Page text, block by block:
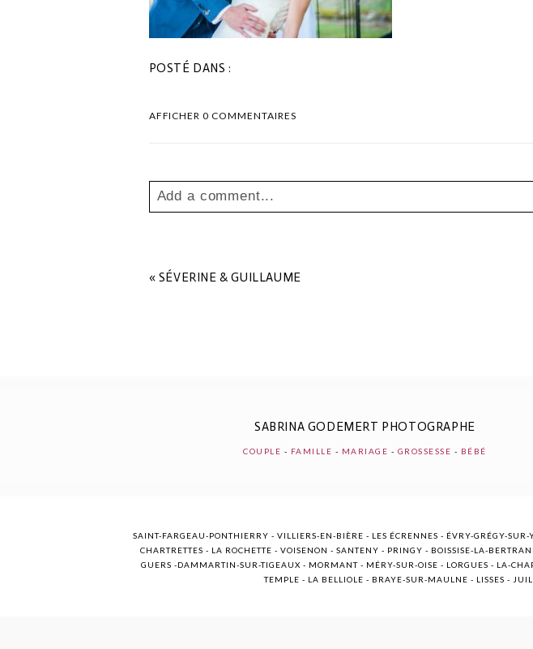
POSTÉ DANS :
AFFICHER0 COMMENTAIRES
Add a comment...
« SÉVERINE & GUILLAUME
SABRINA GODEMERT PHOTOGRAPHE
COUPLE - FAMILLE - MARIAGE - GROSSESSE - BÉBÉ
SAINT-FARGEAU-PONTHIERRY - VILLIERS-EN-BIÈRE - LES ÉCRENNES - ÉVRY-GRÉGY-
CHARTRETTES - LA ROCHETTE - VOISENON - SANTENY - PRINGY - BOISSISE-LA-
GUERS -DAMMARTIN-SUR-TIGEAUX - MORMANT - MÉRY-SUR-OISE - LORGUES - LA-
TEMPLE - LA BELLIOLE - BRAYE-SUR-MAULNE - LISSES -